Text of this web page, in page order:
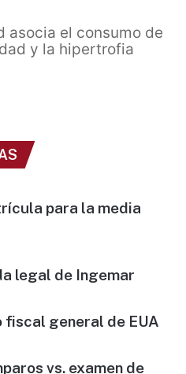
asocia el consumo de
y la hipertrofia
para la media
legal de Ingemar
fiscal general de EUA
vs. examen de